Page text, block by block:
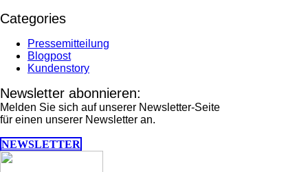
Categories
Pressemitteilung
Blogpost
Kundenstory
Newsletter abonnieren:
Melden Sie sich auf unserer Newsletter-Seite
für einen unserer Newsletter an.
NEWSLETTER